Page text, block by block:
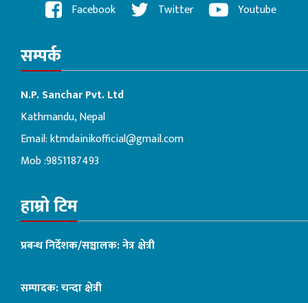
Facebook Twitter Youtube
सम्पर्क
N.P. Sanchar Pvt. Ltd
Kathmandu, Nepal
Email:ktmdainikofficial@gmail.com
Mob :9851187493
हाम्रो टिम
प्रबन्ध निर्देशक/सञ्चालक: नेत्र क्षेत्री
सम्पादक: चन्दा क्षेत्री